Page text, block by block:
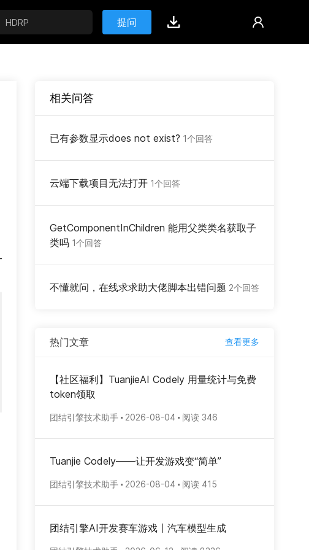
提问
相关问答
已有参数显示does not exist? 1个回答
云端下载项目无法打开 1个回答
GetComponentInChildren 能用父类类名获取子
类吗 1个回答
不懂就问，在线求求助大佬脚本出错问题 2个回答
热门文章 查看更多
【社区福利】TuanjieAI Codely 用量统计与免费
token领取
团结引擎技术助手 2026-08-04 阅读 346
Tuanjie Codely——让开发游戏变“简单”
团结引擎技术助手 2026-08-04 阅读 415
团结引擎AI开发赛车游戏丨汽车模型生成